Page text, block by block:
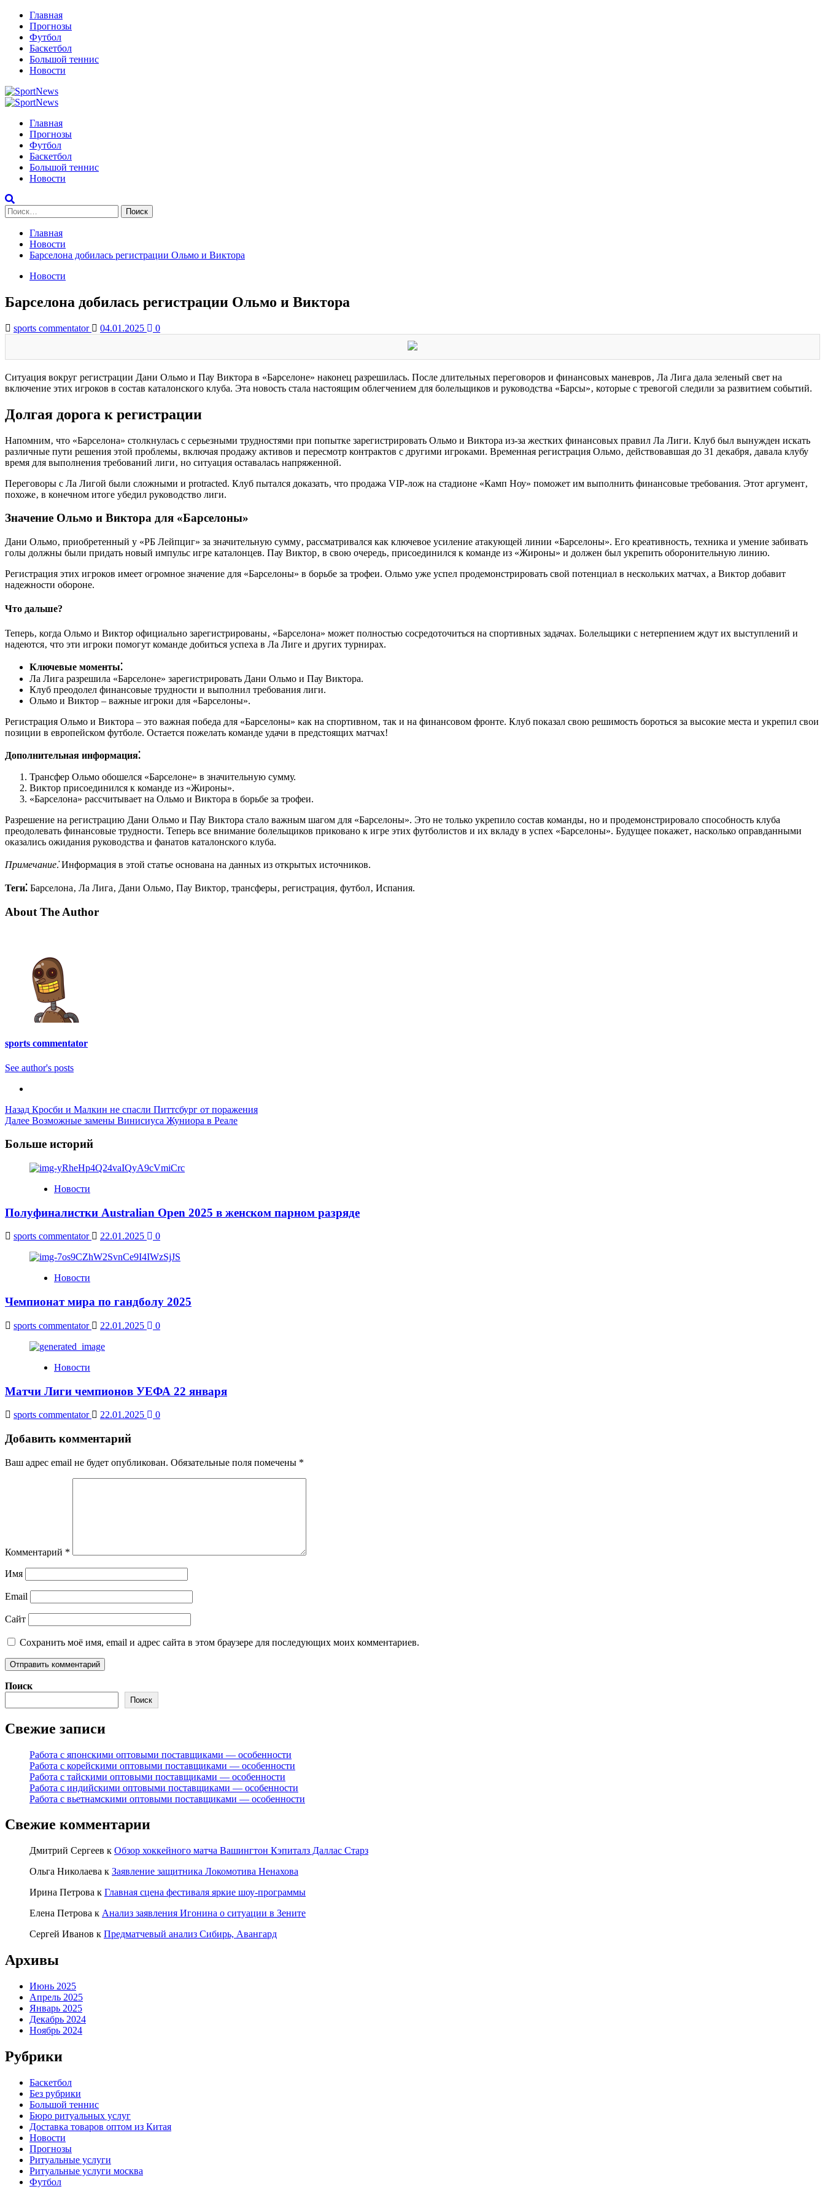
Перейти
содержимому
Главная
Прогнозы
Футбол
Баскетбол
Большой теннис
Новости
Primary
Главная
Прогнозы
Футбол
Баскетбол
Большой теннис
Новости
Найти:
Главная
Новости
Барселона добилась регистрации Ольмо и Виктора
Новости
Барселона добилась регистрации Ольмо и Виктора
sports commentator 04.01.2025 0
Ситуация вокруг регистрации Дани Ольмо и Пау Виктора в «Барселоне» наконец разрешилась. После длительных переговоров и финансовых маневров‚ Ла Лига дала зеленый свет на
включение этих игроков в состав каталонского клуба. Эта новость стала настоящим облегчением для болельщиков и руководства «Барсы»‚ которые с тревогой следили за развитием событий.
Долгая дорога к регистрации
Напомним‚ что «Барселона» столкнулась с серьезными трудностями при попытке зарегистрировать Ольмо и Виктора из-за жестких финансовых правил Ла Лиги. Клуб был вынужден искать
различные пути решения этой проблемы‚ включая продажу активов и пересмотр контрактов с другими игроками. Временная регистрация Ольмо‚ действовавшая до 31 декабря‚ давала клубу
время для выполнения требований лиги‚ но ситуация оставалась напряженной.
Переговоры с Ла Лигой были сложными и protracted. Клуб пытался доказать‚ что продажа VIP-лож на стадионе «Камп Ноу» поможет им выполнить финансовые требования. Этот аргумент‚
похоже‚ в конечном итоге убедил руководство лиги.
Значение Ольмо и Виктора для «Барселоны»
Дани Ольмо‚ приобретенный у «РБ Лейпциг» за значительную сумму‚ рассматривался как ключевое усиление атакующей линии «Барселоны». Его креативность‚ техника и умение забивать
голы должны были придать новый импульс игре каталонцев. Пау Виктор‚ в свою очередь‚ присоединился к команде из «Жироны» и должен был укрепить оборонительную линию.
Регистрация этих игроков имеет огромное значение для «Барселоны» в борьбе за трофеи. Ольмо уже успел продемонстрировать свой потенциал в нескольких матчах‚ а Виктор добавит
надежности обороне.
Что дальше?
Теперь‚ когда Ольмо и Виктор официально зарегистрированы‚ «Барселона» может полностью сосредоточиться на спортивных задачах. Болельщики с нетерпением ждут их выступлений и
надеются‚ что эти игроки помогут команде добиться успеха в Ла Лиге и других турнирах.
Ключевые моменты⁚
Ла Лига разрешила «Барселоне» зарегистрировать Дани Ольмо и Пау Виктора.
Клуб преодолел финансовые трудности и выполнил требования лиги.
Ольмо и Виктор – важные игроки для «Барселоны».
Регистрация Ольмо и Виктора – это важная победа для «Барселоны» как на спортивном‚ так и на финансовом фронте. Клуб показал свою решимость бороться за высокие места и укрепил свои
позиции в европейском футболе. Остается пожелать команде удачи в предстоящих матчах!
Дополнительная информация⁚
Трансфер Ольмо обошелся «Барселоне» в значительную сумму.
Виктор присоединился к команде из «Жироны».
«Барселона» рассчитывает на Ольмо и Виктора в борьбе за трофеи.
Разрешение на регистрацию Дани Ольмо и Пау Виктора стало важным шагом для «Барселоны». Это не только укрепило состав команды‚ но и продемонстрировало способность клуба
преодолевать финансовые трудности. Теперь все внимание болельщиков приковано к игре этих футболистов и их вкладу в успех «Барселоны». Будущее покажет‚ насколько оправданными
оказались ожидания руководства и фанатов каталонского клуба.
Примечание⁚Информация в этой статье основана на данных из открытых источников.
Теги⁚ Барселона‚ Ла Лига‚ Дани Ольмо‚ Пау Виктор‚ трансферы‚ регистрация‚ футбол‚ Испания.
About The Author
sports commentator
See author's posts
Post
Navigation
Назад Кросби и Малкин не спасли Питтсбург от поражения
Далее Возможные замены Винисиуса Жуниора в Реале
Больше историй
Новости
Полуфиналистки Australian Open 2025 в женском парном разряде
sports commentator 22.01.2025 0
Новости
Чемпионат мира по гандболу 2025
sports commentator 22.01.2025 0
Новости
Матчи Лиги чемпионов УЕФА 22 января
sports commentator 22.01.2025 0
Добавить комментарий
Ваш адрес email не будет опубликован. Обязательные поля помечены *
Комментарий *
Имя
Email
Сайт
Сохранить моё имя, email и адрес сайта в этом браузере для последующих моих комментариев.
Поиск
Поиск
Свежие записи
Работа с японскими оптовыми поставщиками — особенности
Работа с корейскими оптовыми поставщиками — особенности
Работа с тайскими оптовыми поставщиками — особенности
Работа с индийскими оптовыми поставщиками — особенности
Работа с вьетнамскими оптовыми поставщиками — особенности
Свежие комментарии
Дмитрий Сергеев к Обзор хоккейного матча Вашингтон Кэпиталз Даллас Старз
Ольга Николаева к Заявление защитника Локомотива Ненахова
Ирина Петрова к Главная сцена фестиваля яркие шоу-программы
Елена Петрова к Анализ заявления Игонина о ситуации в Зените
Сергей Иванов к Предматчевый анализ Сибирь, Авангард
Архивы
Июнь 2025
Апрель 2025
Январь 2025
Декабрь 2024
Ноябрь 2024
Рубрики
Баскетбол
Без рубрики
Большой теннис
Бюро ритуальных услуг
Доставка товаров оптом из Китая
Новости
Прогнозы
Ритуальные услуги
Ритуальные услуги москва
Футбол